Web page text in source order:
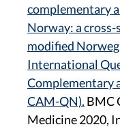
complementary
Norway: a
modified
International
Complementary
CAM-QN). BMC
Medicine 2020,